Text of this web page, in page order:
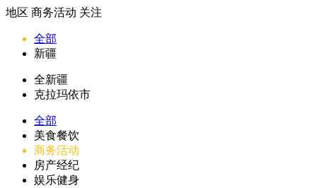
地区 商务活动 关注
全部
新疆
全新疆
克拉玛依市
全部
美食餐饮
商务活动
房产经纪
娱乐健身